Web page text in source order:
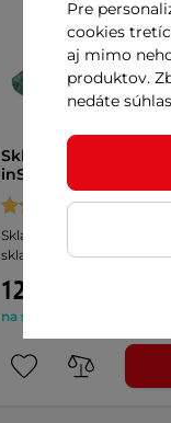
Skladacia trampolína
inSPORTline 122cm
4.6(82)
Skladacia trampolína na
skladná, transportný vak
125,90 €
na sklade – 11.8. u Vás
Pre
cookies
aj mimo
produktov.
nedáte